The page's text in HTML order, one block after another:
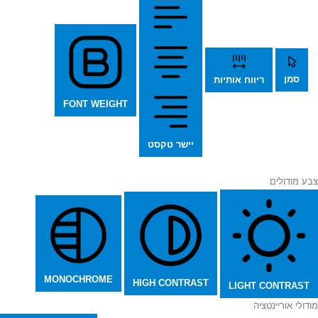
סמן ריווח אותיות
יישר טקסט
FONT WEIGHT
צבע מודולים
LIGHT CONTRAST
HIGH CONTRAST
MONOCHROME
מודולי אוריינטציה